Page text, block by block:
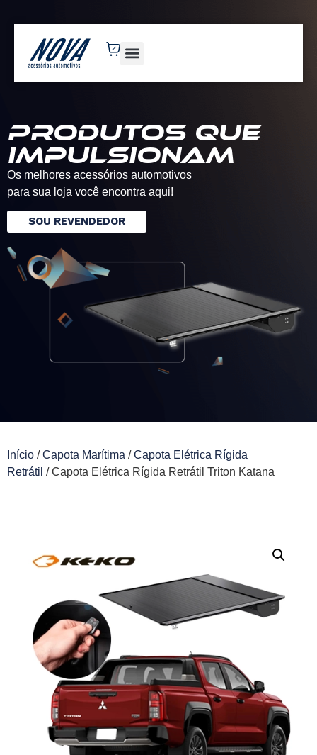
Produtos que
impulsionam
Os melhores acessórios automotivos
para sua loja você encontra aqui!
SOU REVENDEDOR
Início /Capota Marítima /Capota Elétrica Rígida
Retrátil / Capota Elétrica Rígida Retrátil Triton Katana